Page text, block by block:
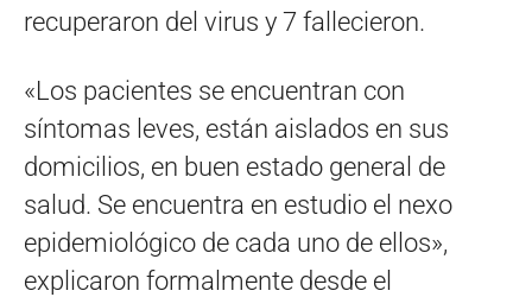
recuperaron del virus y 7 fallecieron.
«Los pacientes se encuentran con
síntomas leves, están aislados en sus
domicilios, en buen estado general de
salud. Se encuentra en estudio el nexo
epidemiológico de cada uno de ellos»,
explicaron formalmente desde el